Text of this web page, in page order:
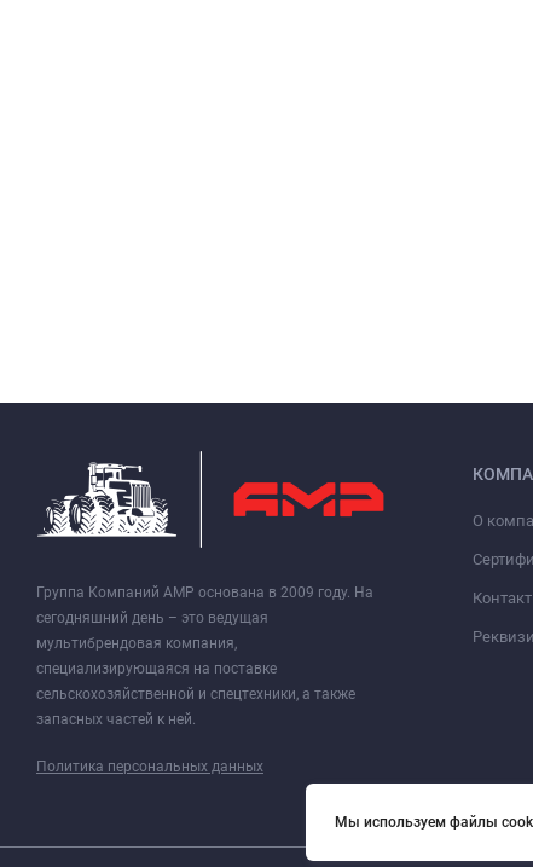
Группа Компаний АМР основана в 2009 году. На
сегодняшний день – это ведущая
мультибрендовая компания,
специализирующаяся на поставке
сельскохозяйственной и спецтехники, а также
запасных частей к ней.
Политика персональных данных
О
Мы используем файлы